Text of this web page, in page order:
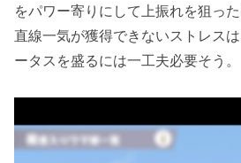
をパワー寄りにして上振れを狙った
直線一気が獲得できないストレス
ータスを盛るには一工夫必要そう。